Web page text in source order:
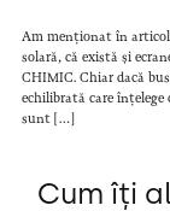
Am menționat în
solară, că există și
CHIMIC. Chiar dacă
echilibrată care
sunt […]
Cum îți